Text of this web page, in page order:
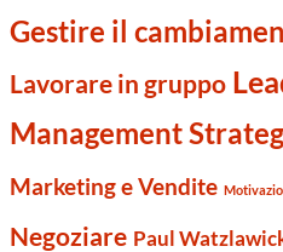
Gestire il
Lavorare in gruppo
Management
Marketing e Vendite
Negoziare Paul